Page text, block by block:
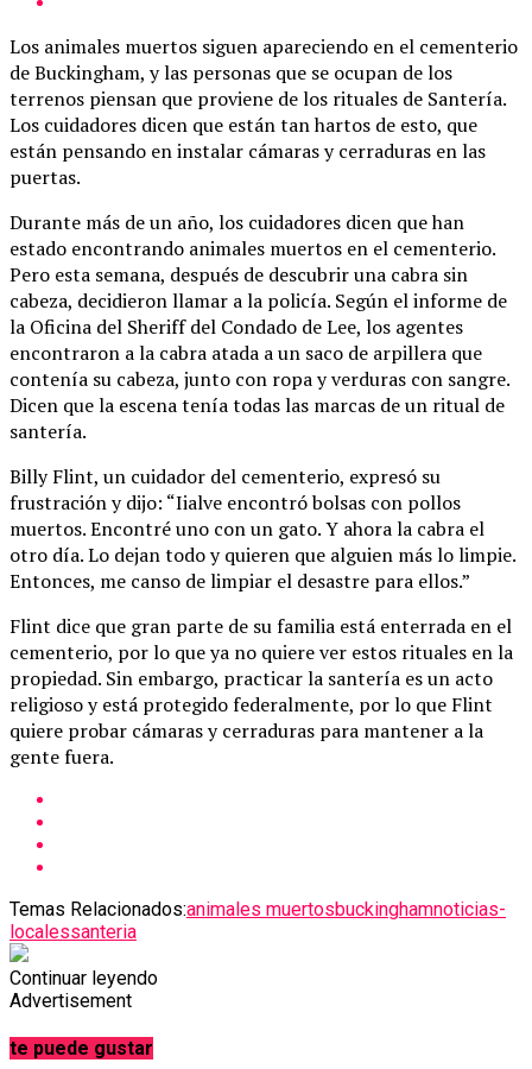
Los animales muertos siguen apareciendo en el cementerio
de Buckingham, y las personas que se ocupan de los
terrenos piensan que proviene de los rituales de Santería.
Los cuidadores dicen que están tan hartos de esto, que
están pensando en instalar cámaras y cerraduras en las
puertas.
Durante más de un año, los cuidadores dicen que han
estado encontrando animales muertos en el cementerio.
Pero esta semana, después de descubrir una cabra sin
cabeza, decidieron llamar a la policía. Según el informe de
la Oficina del Sheriff del Condado de Lee, los agentes
encontraron a la cabra atada a un saco de arpillera que
contenía su cabeza, junto con ropa y verduras con sangre.
Dicen que la escena tenía todas las marcas de un ritual de
santería.
Billy Flint, un cuidador del cementerio, expresó su
frustración y dijo: “Iialve encontró bolsas con pollos
muertos. Encontré uno con un gato. Y ahora la cabra el
otro día. Lo dejan todo y quieren que alguien más lo limpie.
Entonces, me canso de limpiar el desastre para ellos.”
Flint dice que gran parte de su familia está enterrada en el
cementerio, por lo que ya no quiere ver estos rituales en la
propiedad. Sin embargo, practicar la santería es un acto
religioso y está protegido federalmente, por lo que Flint
quiere probar cámaras y cerraduras para mantener a la
gente fuera.
Temas Relacionados:animales muertosbuckinghamnoticias-
localessanteria
Continuar leyendo
Advertisement
te puede gustar